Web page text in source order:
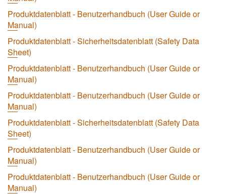
Produktdatenblatt - Benutzerhandbuch (User Guide or
Manual)
Produktdatenblatt - Sicherheitsdatenblatt (Safety Data
Sheet)
Produktdatenblatt - Benutzerhandbuch (User Guide or
Manual)
Produktdatenblatt - Benutzerhandbuch (User Guide or
Manual)
Produktdatenblatt - Sicherheitsdatenblatt (Safety Data
Sheet)
Produktdatenblatt - Benutzerhandbuch (User Guide or
Manual)
Produktdatenblatt - Benutzerhandbuch (User Guide or
Manual)